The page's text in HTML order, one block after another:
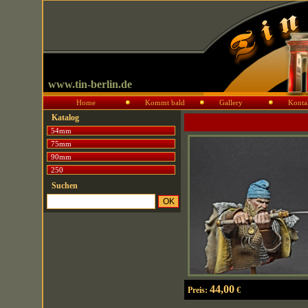
www.tin-berlin.de
Home Kommt bald Gallery
Katalog
54mm
75mm
90mm
250
Suchen
Preis: 44,00€